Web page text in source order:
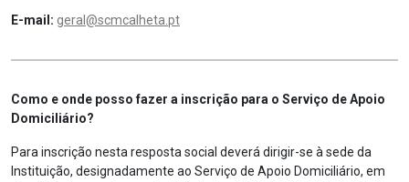
E-mail: geral@scmcalheta.pt
Como e onde posso fazer a inscrição para o Serviço de Apoio
Domiciliário?
Para inscrição nesta resposta social deverá dirigir-se à sede da
Instituição, designadamente ao Serviço de Apoio Domiciliário, em